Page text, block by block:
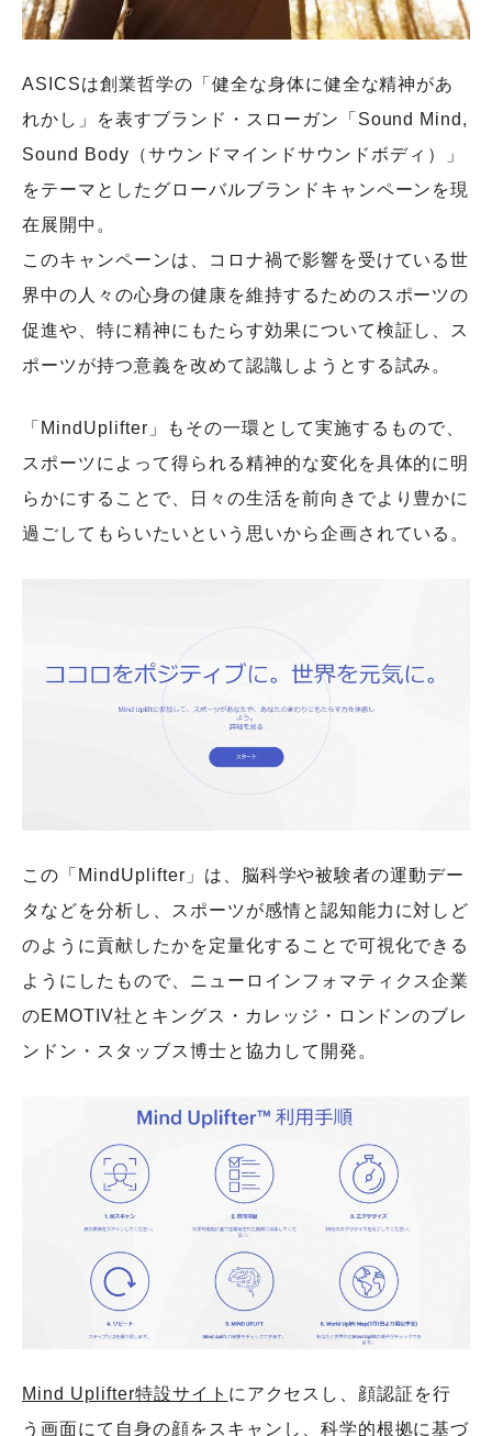
ASICSは創業哲学の「健全な身体に健全な精神があ
れかし」を表すブランド・スローガン「Sound Mind,
Sound Body（サウンドマインドサウンドボディ）」
をテーマとしたグローバルブランドキャンペーンを現
在展開中。
このキャンペーンは、コロナ禍で影響を受けている世
界中の人々の心身の健康を維持するためのスポーツの
促進や、特に精神にもたらす効果について検証し、ス
ポーツが持つ意義を改めて認識しようとする試み。
「MindUplifter」もその一環として実施するもので、
スポーツによって得られる精神的な変化を具体的に明
らかにすることで、日々の生活を前向きでより豊かに
過ごしてもらいたいという思いから企画されている。
この「MindUplifter」は、脳科学や被験者の運動デー
タなどを分析し、スポーツが感情と認知能力に対しど
のように貢献したかを定量化することで可視化できる
ようにしたもので、ニューロインフォマティクス企業
のEMOTIV社とキングス・カレッジ・ロンドンのブレ
ンドン・スタッブス博士と協力して開発。
Mind Uplifter特設サイト にアクセスし、顔認証を行
う画面にて自身の顔をスキャンし、科学的根拠に基づ